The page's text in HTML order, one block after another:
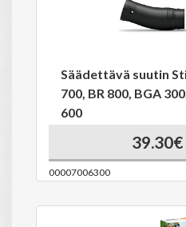
Säädettävä suutin
700, BR 800, BGA
600
39.30€
00007006300